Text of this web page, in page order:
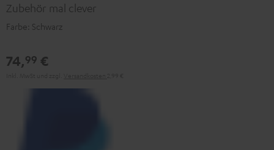
Zubehör mal clever
Farbe: Schwarz
74,99 €